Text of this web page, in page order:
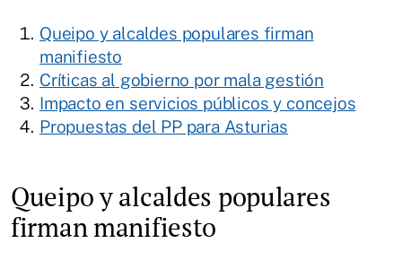
Queipo y alcaldes populares firman
manifiesto
Críticas al gobierno por mala gestión
Impacto en servicios públicos y concejos
Propuestas del PP para Asturias
Queipo y alcaldes populares
firman manifiesto